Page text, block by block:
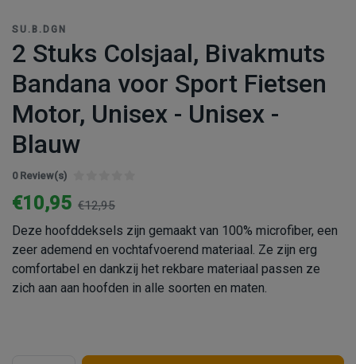
SU.B.DGN
2 Stuks Colsjaal, Bivakmuts
Bandana voor Sport Fietsen
Motor, Unisex - Unisex -
Blauw
0 Review(s)
€10,95 €12,95
Deze hoofddeksels zijn gemaakt van 100% microfiber, een
zeer ademend en vochtafvoerend materiaal. Ze zijn erg
comfortabel en dankzij het rekbare materiaal passen ze
zich aan aan hoofden in alle soorten en maten.